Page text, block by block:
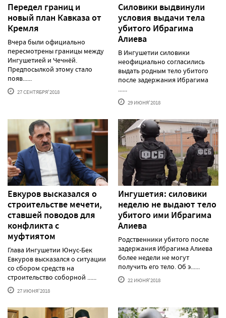
Передел границ и
новый план Кавказа от
Кремля
Вчера были официально
пересмотрены границы между
Ингушетией и Чечнёй.
Предпосылкой этому стало
появ......
27 СЕНТЯБРЯ'2018
Силовики выдвинули
условия выдачи тела
убитого Ибрагима
Алиева
В Ингушетии силовики
неофициально согласились
выдать родным тело убитого
после задержания Ибрагима
29 ИЮНЯ'2018
Евкуров высказался о
строительстве мечети,
ставшей поводов для
конфликта с
муфтиятом
Глава Ингушетии Юнус-Бек
Евкуров высказался о ситуации
со сбором средств на
строительство соборной ......
27 ИЮНЯ'2018
Ингушетия: силовики
неделю не выдают тело
убитого ими Ибрагима
Алиева
Родственники убитого после
задержания Ибрагима Алиева
более недели не могут
получить его тело. Об э......
22 ИЮНЯ'2018